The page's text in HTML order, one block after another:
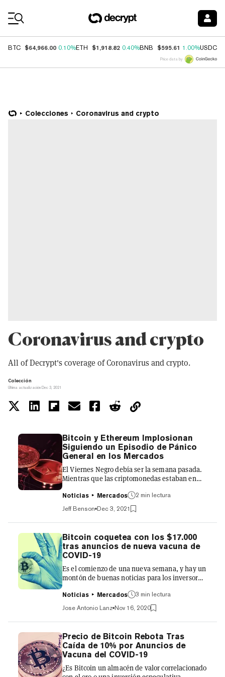
BTC $64,966.00 0.10%ETH $1,918.82 0.40%BNB $595.61 1.00%USDC
Price data by
Colecciones Coronavirus and crypto
Coronavirus and crypto
All of Decrypt's coverage of Coronavirus and crypto.
Colección
Última actualización Dec 3, 2021
Bitcoin y Ethereum Implosionan
Siguiendo un Episodio de Pánico
General en los Mercados
El Viernes Negro debía ser la semana pasada.
Mientras que las criptomonedas estaban en
panorama se ve aún más oscuro para los
criptoinversores. Bitcoin ha caído más de un
7% en 24 horas, Ethereum se ha desinflado
más de un 8%, y Solana se ha desprendido hoy
un 11% de su precio en alza. En total, la
capitalización del mercado mundial de
criptomonedas cayó casi un 7%. Sólo dos
monedas de las 20 principales lograron
mantenerse en verde: Terra, que subió...
Noticias Mercados
2 min lectura
Jeff Benson Dec 3, 2021
Bitcoin coquetea con los $17.000
tras anuncios de nueva vacuna de
COVID-19
Es el comienzo de una nueva semana, y hay un
montón de buenas noticias para los inversores,
mundo: otra vacuna COVID-19 está mostrando
signos de estar lista para las masas, y los
mercados se sienten bien. Bitcoin se está
negociando por casi 17.000 dólares por
moneda, marcando otro máximo en el 2020,
mientras que los mercados tradicionales de
acciones y valores están en auge Hace unas
horas, Moderna Labs anunció resultados
positivos para una posible va...
Noticias Mercados
3 min lectura
Jose Antonio Lanz Nov 16, 2020
Precio de Bitcoin Rebota Tras
Caída de 10% por Anuncios de
Vacuna del COVID-19
¿Es Bitcoin un almacén de valor correlacionado